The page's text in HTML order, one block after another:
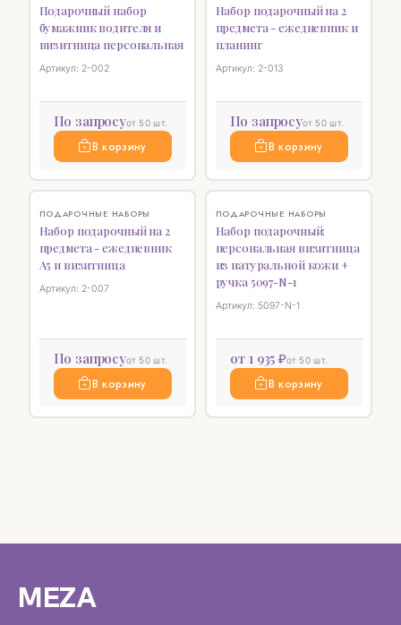
Подарочный набор
бумажник водителя и
визитница персональная
Артикул: 2-002
По запросуот 50 шт.
В корзину
Набор подарочный на 2
предмета - ежедневник и
планинг
Артикул: 2-013
По запросуот 50 шт.
В корзину
ПОДАРОЧНЫЕ НАБОРЫ
Набор подарочный на 2
предмета - ежедневник
А5 и визитница
Артикул: 2-007
По запросуот 50 шт.
В корзину
ПОДАРОЧНЫЕ НАБОРЫ
Набор подарочный:
персональная визитница
из натуральной кожи +
ручка 5097-N-1
Артикул: 5097-N-1
от 1 935 ₽от 50 шт.
В корзину
MEZA